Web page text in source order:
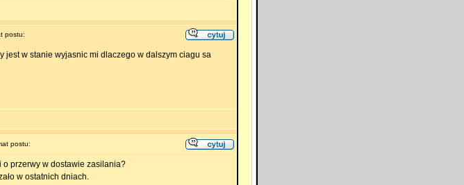
postu:
jest w stanie wyjasnic mi dlaczego w dalszym ciagu sa
postu:
o przerwy w dostawie zasilania?
w ostatnich dniach.